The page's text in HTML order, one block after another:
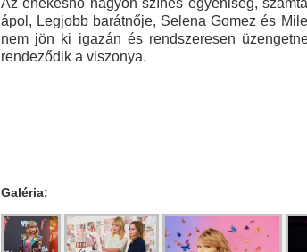
Az énekesnő nagyon színes egyéniség,
ápol, Legjobb barátnője, Selena Gomez és
nem jön ki igazán és rendszeresen
rendeződik a viszonya.
Galéria: